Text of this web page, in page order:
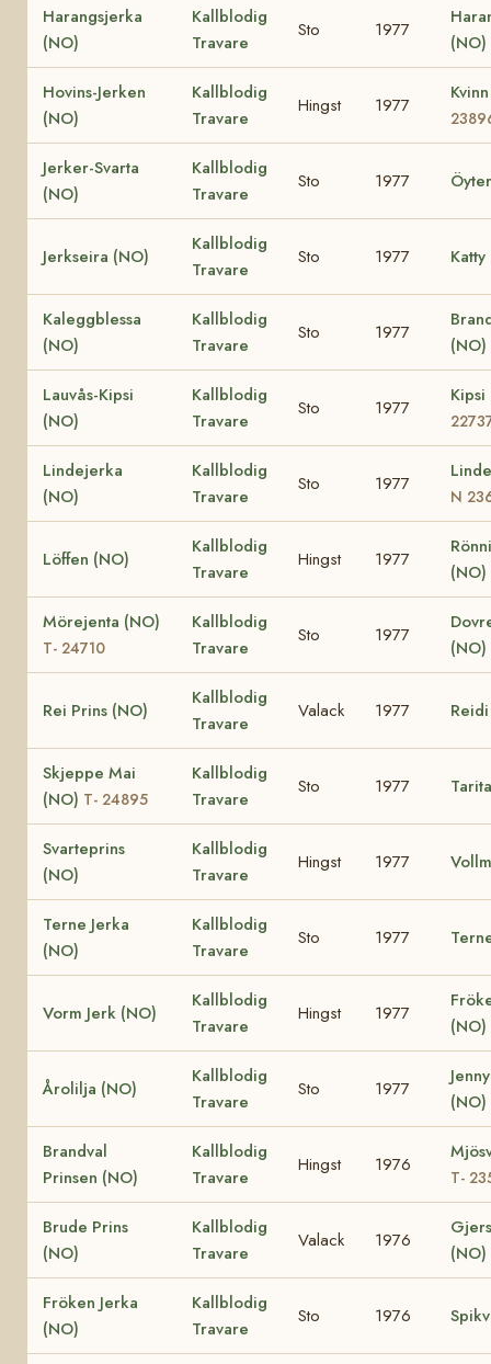
Harangsjerka
(NO)
Kallblodig
Travare
Sto 1977
(NO)
Hovins-Jerken
(NO)
Kallblodig
Travare
Hingst 1977
Jerker-Svarta
(NO)
Kallblodig
Travare
Sto 1977
Jerkseira (NO)
Kallblodig
Travare
Sto 1977
Kaleggblessa
(NO)
Kallblodig
Travare
Sto 1977
(NO)
Lauvås-Kipsi
(NO)
Kallblodig
Travare
Sto 1977
Lindejerka
(NO)
Kallblodig
Travare
Sto 1977
N
Löffen (NO)
Kallblodig
Travare
Hingst 1977
(NO)
Mörejenta (NO)
T- 24710
Kallblodig
Travare
Sto 1977
(NO)
Rei Prins (NO)
Kallblodig
Travare
Valack 1977
Skjeppe Mai
(NO) T- 24895
Kallblodig
Travare
Sto 1977
Svarteprins
(NO)
Kallblodig
Travare
Hingst 1977
Terne Jerka
(NO)
Kallblodig
Travare
Sto 1977
Vorm Jerk (NO)
Kallblodig
Travare
Hingst 1977
(NO)
Årolilja (NO)
Kallblodig
Travare
Sto 1977
(NO)
Brandval
Prinsen (NO)
Kallblodig
Travare
Hingst 1976
T-
Brude Prins
(NO)
Kallblodig
Travare
Valack 1976
(NO)
Fröken Jerka
(NO)
Kallblodig
Travare
Sto 1976